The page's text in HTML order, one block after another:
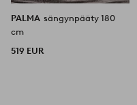
PALMA sängynpääty 180
cm
519 EUR